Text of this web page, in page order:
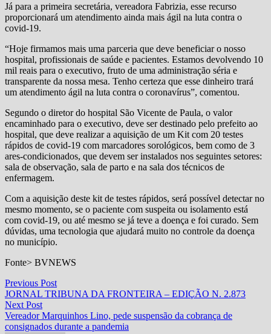
Já para a primeira secretária, vereadora Fabrizia, esse recurso
proporcionará um atendimento ainda mais ágil na luta contra o
covid-19.
“Hoje firmamos mais uma parceria que deve beneficiar o nosso
hospital, profissionais de saúde e pacientes. Estamos devolvendo 10
mil reais para o executivo, fruto de uma administração séria e
transparente da nossa mesa. Tenho certeza que esse dinheiro trará
um atendimento ágil na luta contra o coronavírus”, comentou.
Segundo o diretor do hospital São Vicente de Paula, o valor
encaminhado para o executivo, deve ser destinado pelo prefeito ao
hospital, que deve realizar a aquisição de um Kit com 20 testes
rápidos de covid-19 com marcadores sorológicos, bem como de 3
ares-condicionados, que devem ser instalados nos seguintes setores:
sala de observação, sala de parto e na sala dos técnicos de
enfermagem.
Com a aquisição deste kit de testes rápidos, será possível detectar no
mesmo momento, se o paciente com suspeita ou isolamento está
com covid-19, ou até mesmo se já teve a doença e foi curado. Sem
dúvidas, uma tecnologia que ajudará muito no controle da doença
no município.
Fonte> BVNEWS
Navegação
de
Post
Previous PostPrevious
post:
JORNAL TRIBUNA DA FRONTEIRA – EDIÇÃO N. 2.873
Next PostNext
post:
Vereador Marquinhos Lino, pede suspensão da cobrança de
consignados durante a pandemia